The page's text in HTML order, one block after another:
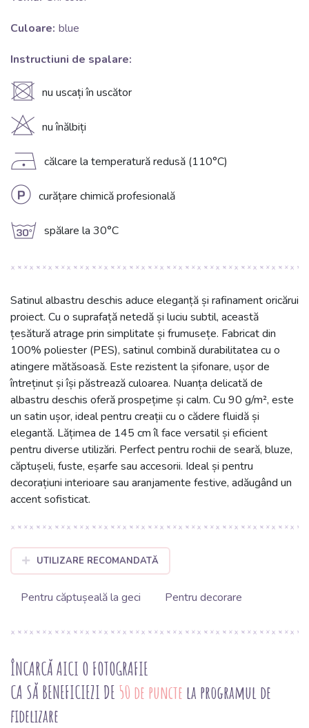
Culoare: blue
Instructiuni de spalare:
U nu uscați în uscător
H nu înălbiți
D călcare la temperatură redusă (110°C)
L curățare chimică profesională
g spălare la 30°C
Satinul albastru deschis aduce eleganță și rafinament oricărui
proiect. Cu o suprafață netedă și luciu subtil, această
țesătură atrage prin simplitate și frumusețe. Fabricat din
100% poliester (PES), satinul combină durabilitatea cu o
atingere mătăsoasă. Este rezistent la șifonare, ușor de
întreținut și își păstrează culoarea. Nuanța delicată de
albastru deschis oferă prospețime și calm. Cu 90 g/m², este
un satin ușor, ideal pentru creații cu o cădere fluidă și
elegantă. Lățimea de 145 cm îl face versatil și eficient
pentru diverse utilizări. Perfect pentru rochii de seară, bluze,
căptușeli, fuste, eșarfe sau accesorii. Ideal și pentru
decorațiuni interioare sau aranjamente festive, adăugând un
accent sofisticat.
UTILIZARE RECOMANDATĂ
Pentru căptușeală la geci Pentru decorare
ÎNCARCĂ AICI O FOTOGRAFIE
CA SĂ BENEFICIEZI DE 50 de puncte la programul de
fidelizare